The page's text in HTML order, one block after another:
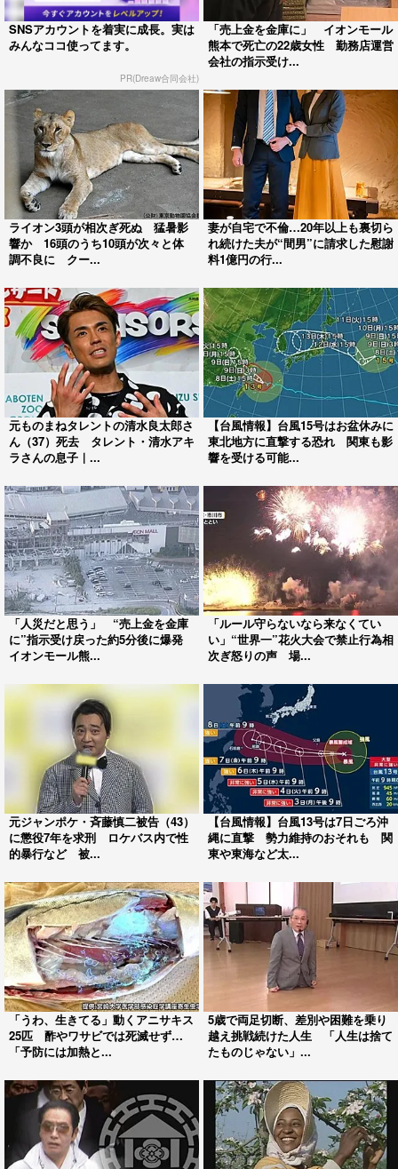
SNSアカウントを着実に成長。実は
みんなココ使ってます。
PR(Dreaw合同会社)
「売上金を金庫に」 イオンモール
熊本で死亡の22歳女性 勤務店運営
会社の指示受け...
ライオン3頭が相次ぎ死ぬ 猛暑影
響か 16頭のうち10頭が次々と体
調不良に クー...
妻が自宅で不倫…20年以上も裏切ら
れ続けた夫が“間男”に請求した慰謝
料1億円の行...
元ものまねタレントの清水良太郎さ
ん（37）死去 タレント・清水アキ
ラさんの息子｜...
【台風情報】台風15号はお盆休みに
東北地方に直撃する恐れ 関東も影
響を受ける可能...
「人災だと思う」 “売上金を金庫
に”指示受け戻った約5分後に爆発
イオンモール熊...
「ルール守らないなら来なくてい
い」“世界一”花火大会で禁止行為相
次ぎ怒りの声 場...
元ジャンポケ・斉藤慎二被告（43）
に懲役7年を求刑 ロケバス内で性
的暴行など 被...
【台風情報】台風13号は7日ごろ沖
縄に直撃 勢力維持のおそれも 関
東や東海など太...
「うわ、生きてる」動くアニサキス
25匹 酢やワサビでは死滅せず…
「予防には加熱と...
5歳で両足切断、差別や困難を乗り
越え挑戦続けた人生 「人生は捨て
たものじゃない」...